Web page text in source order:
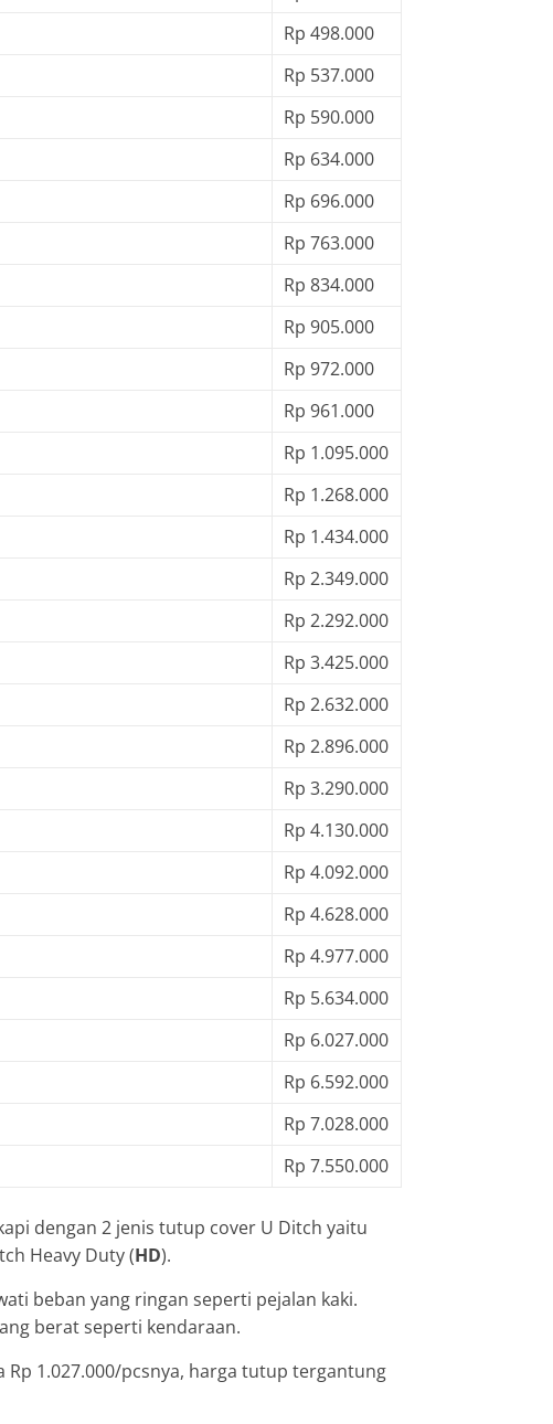
Rp 498.000
Rp 537.000
Rp 590.000
Rp 634.000
Rp 696.000
Rp 763.000
Rp 834.000
Rp 905.000
Rp 972.000
Rp 961.000
Rp 1.095.000
Rp 1.268.000
Rp 1.434.000
Rp 2.349.000
Rp 2.292.000
Rp 3.425.000
Rp 2.632.000
Rp 2.896.000
Rp 3.290.000
Rp 4.130.000
Rp 4.092.000
Rp 4.628.000
Rp 4.977.000
Rp 5.634.000
Rp 6.027.000
Rp 6.592.000
Rp 7.028.000
Rp 7.550.000
dengan 2 jenis tutup cover U Ditch yaitu
Heavy Duty (HD).
beban yang ringan seperti pejalan kaki.
berat seperti kendaraan.
1.027.000/pcsnya, harga tutup tergantung